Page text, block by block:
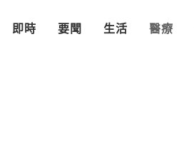
即時 要聞 生活 醫療